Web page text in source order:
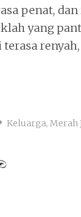
penat, dan
yang
Keluarga, Merah